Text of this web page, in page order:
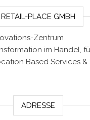
RETAIL-PLACE GMBH
Zentrum
im Handel,
Based Services
ADRESSE